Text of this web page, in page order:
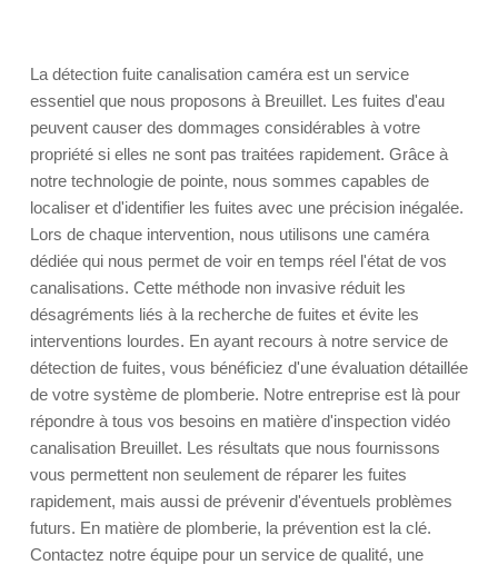
La détection fuite canalisation caméra est un service
essentiel que nous proposons à Breuillet. Les fuites d'eau
peuvent causer des dommages considérables à votre
propriété si elles ne sont pas traitées rapidement. Grâce à
notre technologie de pointe, nous sommes capables de
localiser et d'identifier les fuites avec une précision inégalée.
Lors de chaque intervention, nous utilisons une caméra
dédiée qui nous permet de voir en temps réel l'état de vos
canalisations. Cette méthode non invasive réduit les
désagréments liés à la recherche de fuites et évite les
interventions lourdes. En ayant recours à notre service de
détection de fuites, vous bénéficiez d'une évaluation détaillée
de votre système de plomberie. Notre entreprise est là pour
répondre à tous vos besoins en matière d'inspection vidéo
canalisation Breuillet. Les résultats que nous fournissons
vous permettent non seulement de réparer les fuites
rapidement, mais aussi de prévenir d'éventuels problèmes
futurs. En matière de plomberie, la prévention est la clé.
Contactez notre équipe pour un service de qualité, une